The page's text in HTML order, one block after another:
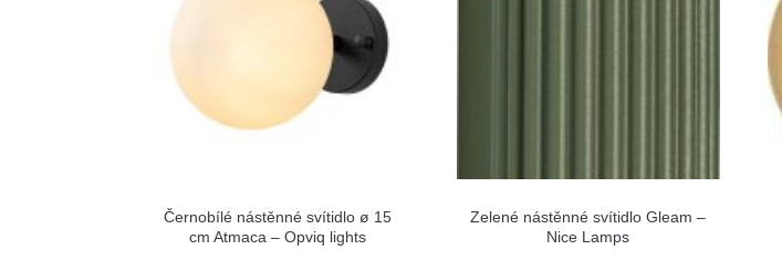
Černobílé nástěnné svítidlo ø 15
cm Atmaca – Opviq lights
Zelené nástěnné svítidlo Gleam –
Nice Lamps